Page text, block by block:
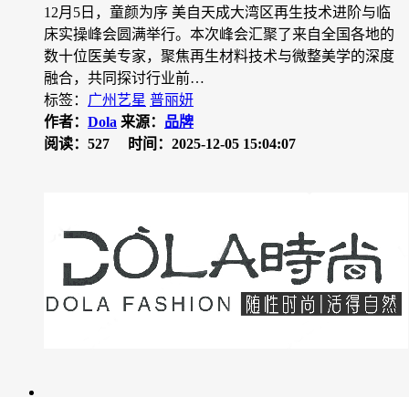
12月5日，童颜为序 美自天成大湾区再生技术进阶与临
床实操峰会圆满举行。本次峰会汇聚了来自全国各地的
数十位医美专家，聚焦再生材料技术与微整美学的深度
融合，共同探讨行业前…
标签： 广州艺星 普丽妍
作者： Dola 来源： 品牌
阅读：527
时间：2025-12-05 15:04:07